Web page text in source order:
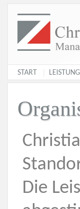
START
Die